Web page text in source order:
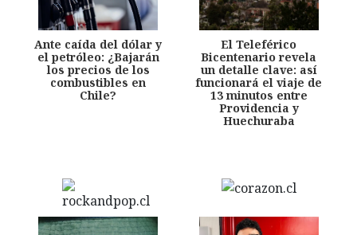
Ante caída del dólar y
el petróleo: ¿Bajarán
los precios de los
combustibles en
Chile?
El Teleférico
Bicentenario revela
un detalle clave: así
funcionará el viaje de
13 minutos entre
Providencia y
Huechuraba